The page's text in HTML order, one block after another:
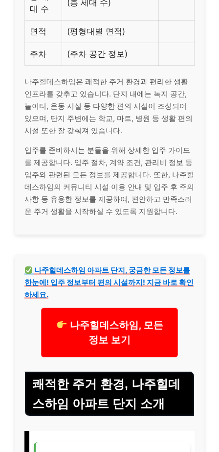
대 수
(총 세대 수)
면적 (평형대별 면적)
주차 (주차 공간 정보)
나주힐데스하임은 쾌적한 주거 환경과 편리한 생활
인프라를 갖추고 있습니다. 단지 내에는 녹지 공간,
놀이터, 운동 시설 등 다양한 편의 시설이 조성되어
있으며, 단지 주변에는 학교, 마트, 병원 등 생활 편의
시설 또한 잘 갖춰져 있습니다.
입주를 준비하시는 분들을 위해 상세한 입주 가이드
를 제공합니다. 입주 절차, 계약 조건, 관리비 정보 등
입주와 관련된 모든 정보를 제공합니다. 또한, 나주힐
데스하임의 커뮤니티 시설 이용 안내 및 입주 후 주의
사항 등 유용한 정보를 제공하여, 편안하고 만족스러
운 주거 생활을 시작하실 수 있도록 지원합니다.
나주힐데스하임 아파트 단지, 궁금한 모든 정보를
한눈에! 입주 정보부터 편의 시설까지! 지금 바로 확인
하세요.
나주힐데스하임, 모든
정보 보기
쾌적한 주거 환경, 나주힐데
스하임 아파트 단지 소개